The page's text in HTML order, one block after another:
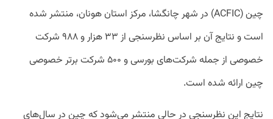
چین (ACFIC) در شهر چانگشا، مرکز استان هونان، منتشر شده
است و نتایج آن بر اساس نظرسنجی از ۳۳ هزار و ۹۸۸ شرکت
خصوصی از جمله شرکت‌های بورسی و ۵۰۰ شرکت برتر خصوصی
چین ارائه شده است.
نتایج این نظرسنجی در حالی منتشر می‌شود که چین در سال‌های